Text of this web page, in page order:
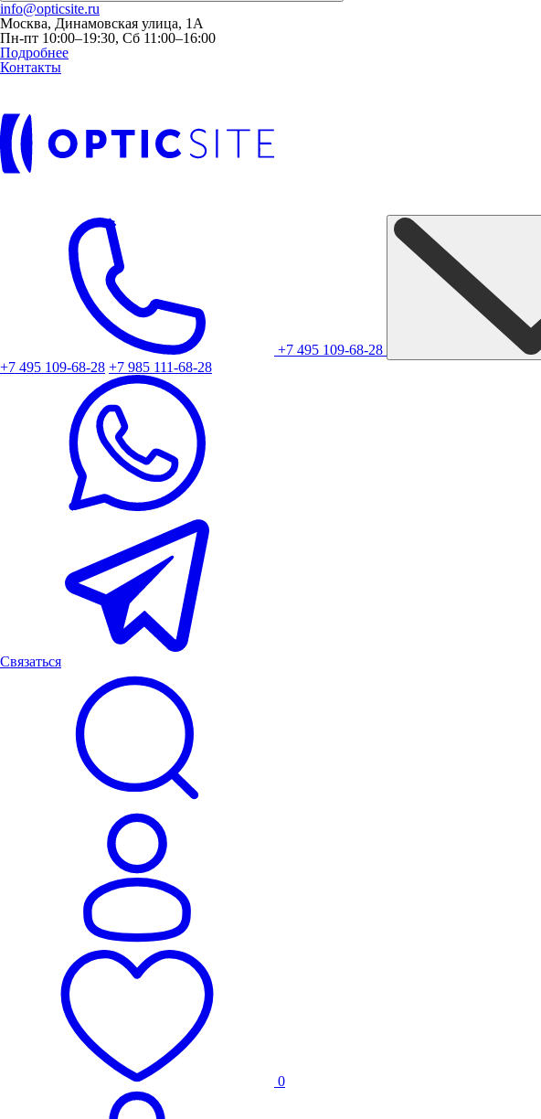
info@opticsite.ru
Москва, Динамовская улица, 1А
Пн-пт 10:00–19:30, Сб 11:00–16:00
Подробнее
Контакты
+7 495 109-68-28
+7 495 109-68-28 +7 985 111-68-28
Связаться
0